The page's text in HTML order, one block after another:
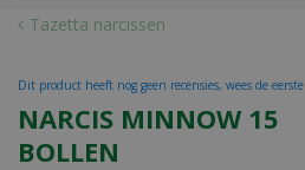
Tazetta narcissen
NARCIS MINNOW 15
BOLLEN
Dit product heeft nog geen recensies, wees de eerste